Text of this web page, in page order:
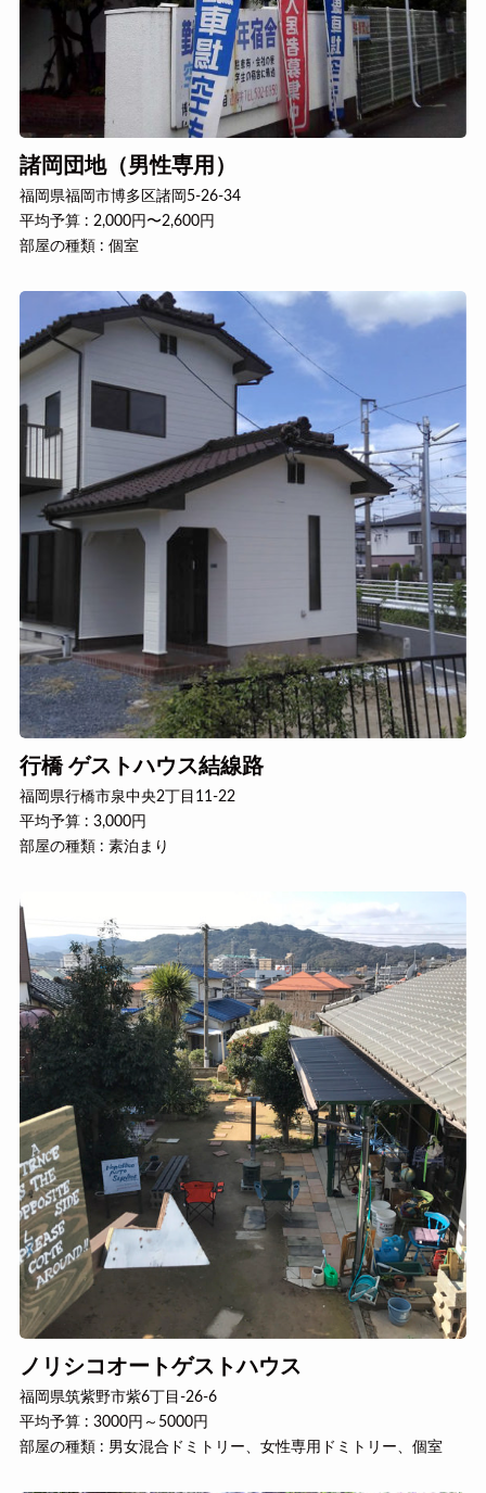
諸岡団地（男性専用）
福岡県福岡市博多区諸岡5-26-34
平均予算 : 2,000円〜2,600円
部屋の種類 : 個室
行橋 ゲストハウス結線路
福岡県行橋市泉中央2丁目11-22
平均予算 : 3,000円
部屋の種類 : 素泊まり
ノリシコオートゲストハウス
福岡県筑紫野市紫6丁目-26-6
平均予算 : 3000円～5000円
部屋の種類 : 男女混合ドミトリー、女性専用ドミトリー、個室